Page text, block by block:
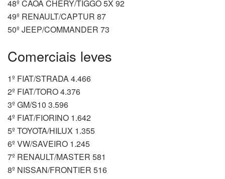
48º CAOA CHERY/TIGGO 5X 92
49º RENAULT/CAPTUR 87
50º JEEP/COMMANDER 73
Comerciais leves
1º FIAT/STRADA 4.466
2º FIAT/TORO 4.376
3º GM/S10 3.596
4º FIAT/FIORINO 1.642
5º TOYOTA/HILUX 1.355
6º VW/SAVEIRO 1.245
7º RENAULT/MASTER 581
8º NISSAN/FRONTIER 516